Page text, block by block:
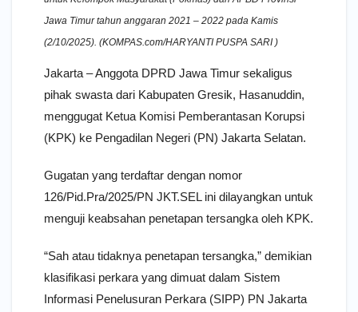
Jawa Timur tahun anggaran 2021 – 2022 pada Kamis
(2/10/2025). (KOMPAS.com/HARYANTI PUSPA SARI )
Jakarta – Anggota DPRD Jawa Timur sekaligus
pihak swasta dari Kabupaten Gresik, Hasanuddin,
menggugat Ketua Komisi Pemberantasan Korupsi
(KPK) ke Pengadilan Negeri (PN) Jakarta Selatan.
Gugatan yang terdaftar dengan nomor
126/Pid.Pra/2025/PN JKT.SEL ini dilayangkan untuk
menguji keabsahan penetapan tersangka oleh KPK.
“Sah atau tidaknya penetapan tersangka,” demikian
klasifikasi perkara yang dimuat dalam Sistem
Informasi Penelusuran Perkara (SIPP) PN Jakarta